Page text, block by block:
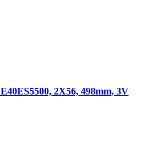
2X56, 498mm, 3V